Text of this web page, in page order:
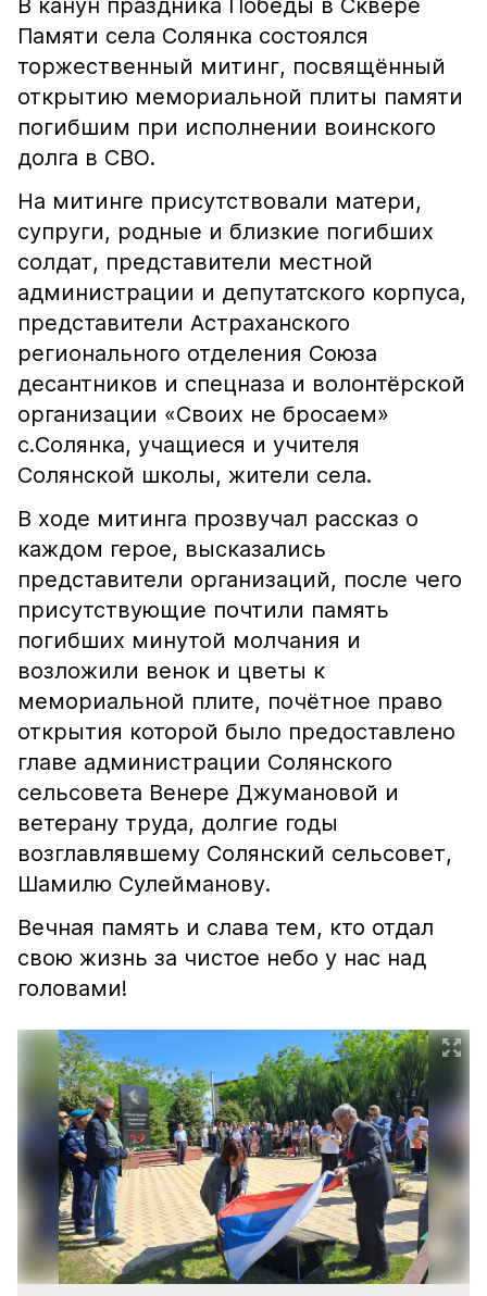
В канун праздника Победы в Сквере
Памяти села Солянка состоялся
торжественный митинг, посвящённый
открытию мемориальной плиты памяти
погибшим при исполнении воинского
долга в СВО.
На митинге присутствовали матери,
супруги, родные и близкие погибших
солдат, представители местной
администрации и депутатского корпуса,
представители Астраханского
регионального отделения Союза
десантников и спецназа и волонтёрской
организации «Своих не бросаем»
с.Солянка, учащиеся и учителя
Солянской школы, жители села.
В ходе митинга прозвучал рассказ о
каждом герое, высказались
представители организаций, после чего
присутствующие почтили память
погибших минутой молчания и
возложили венок и цветы к
мемориальной плите, почётное право
открытия которой было предоставлено
главе администрации Солянского
сельсовета Венере Джумановой и
ветерану труда, долгие годы
возглавлявшему Солянский сельсовет,
Шамилю Сулейманову.
Вечная память и слава тем, кто отдал
свою жизнь за чистое небо у нас над
головами!